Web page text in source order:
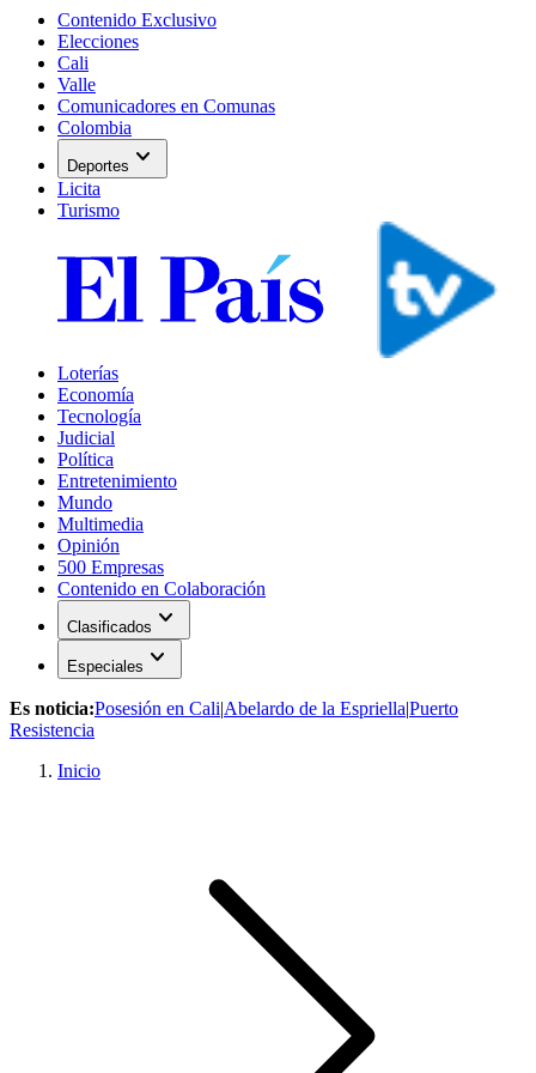
Contenido Exclusivo
Elecciones
Cali
Valle
Comunicadores en Comunas
Colombia
Deportes expand_more
Licita
Turismo
Loterías
Economía
Tecnología
Judicial
Política
Entretenimiento
Mundo
Multimedia
Opinión
500 Empresas
Contenido en Colaboración
Clasificados expand_more
Especiales expand_more
Es noticia:Posesión en Cali|Abelardo de la Espriella|Puerto
Resistencia
Inicio